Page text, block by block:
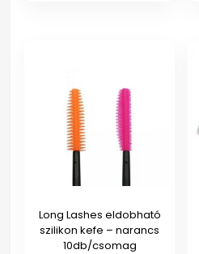
Long Lashes eldobható
szilikon kefe – narancs
10db/csomag